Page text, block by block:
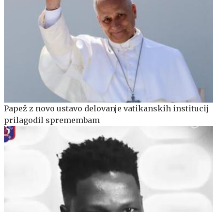
Papež z novo ustavo delovanje vatikanskih institucij
prilagodil spremembam